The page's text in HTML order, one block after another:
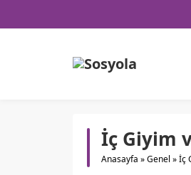
İç Giyim
Anasayfa »Genel »İç